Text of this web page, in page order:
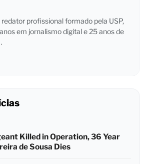
profissional formado pela USP,
em jornalismo digital e 25 anos de
Killed in Operation, 36 Year
de Sousa Dies